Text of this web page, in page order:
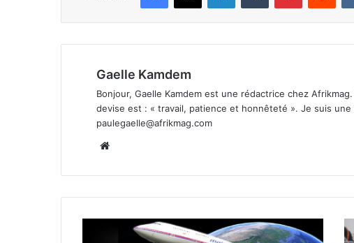
Gaelle Kamdem
Bonjour, Gaelle Kamdem est une rédactrice chez
devise est : « travail, patience et honnêteté ». Je suis
paulegaelle@afrikmag.com